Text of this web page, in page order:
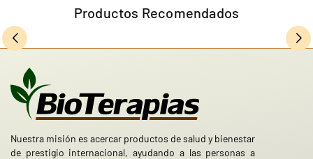
Productos Recomendados
Nuestra misión es acercar productos de salud y bienestar
de prestigio internacional, ayudando a las personas a